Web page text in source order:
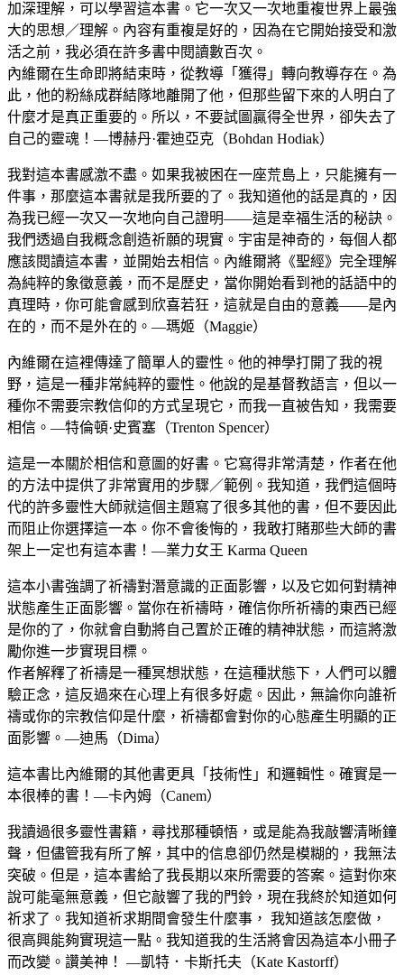
加深理解，可以學習這本書。它一次又一次地重複世界上最強
大的思想／理解。內容有重複是好的，因為在它開始接受和激
活之前，我必須在許多書中閱讀數百次。
內維爾在生命即將結束時，從教導「獲得」轉向教導存在。為
此，他的粉絲成群結隊地離開了他，但那些留下來的人明白了
什麼才是真正重要的。所以，不要試圖贏得全世界，卻失去了
自己的靈魂！—博赫丹·霍迪亞克（Bohdan Hodiak）
我對這本書感激不盡。如果我被困在一座荒島上，只能擁有一
件事，那麼這本書就是我所要的了。我知道他的話是真的，因
為我已經一次又一次地向自己證明——這是幸福生活的秘訣。
我們透過自我概念創造祈願的現實。宇宙是神奇的，每個人都
應該閱讀這本書，並開始去相信。內維爾將《聖經》完全理解
為純粹的象徵意義，而不是歷史，當你開始看到祂的話語中的
真理時，你可能會感到欣喜若狂，這就是自由的意義——是內
在的，而不是外在的。—瑪姬（Maggie）
內維爾在這裡傳達了簡單人的靈性。他的神學打開了我的視
野，這是一種非常純粹的靈性。他說的是基督教語言，但以一
種你不需要宗教信仰的方式呈現它，而我一直被告知，我需要
相信。—特倫頓·史賓塞（Trenton Spencer）
這是一本關於相信和意圖的好書。它寫得非常清楚，作者在他
的方法中提供了非常實用的步驟／範例。我知道，我們這個時
代的許多靈性大師就這個主題寫了很多其他的書，但不要因此
而阻止你選擇這一本。你不會後悔的，我敢打賭那些大師的書
架上一定也有這本書！—業力女王 Karma Queen
這本小書強調了祈禱對潛意識的正面影響，以及它如何對精神
狀態產生正面影響。當你在祈禱時，確信你所祈禱的東西已經
是你的了，你就會自動將自己置於正確的精神狀態，而這將激
勵你進一步實現目標。
作者解釋了祈禱是一種冥想狀態，在這種狀態下，人們可以體
驗正念，這反過來在心理上有很多好處。因此，無論你向誰祈
禱或你的宗教信仰是什麼，祈禱都會對你的心態產生明顯的正
面影響。—迪馬（Dima）
這本書比內維爾的其他書更具「技術性」和邏輯性。確實是一
本很棒的書！—卡內姆（Canem）
我讀過很多靈性書籍，尋找那種頓悟，或是能為我敲響清晰鐘
聲，但儘管我有所了解，其中的信息卻仍然是模糊的，我無法
突破。但是，這本書給了我長期以來所需要的答案。這對你來
說可能毫無意義，但它敲響了我的門鈴，現在我終於知道如何
祈求了。我知道祈求期間會發生什麼事， 我知道該怎麼做，
很高興能夠實現這一點。我知道我的生活將會因為這本小冊子
而改變。讚美神！ —凱特．卡斯托夫（Kate Kastorff）